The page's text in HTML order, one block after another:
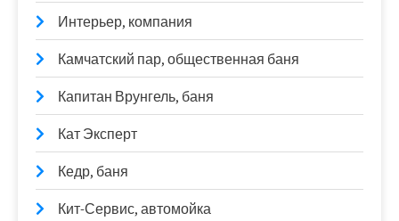
Интерьер, компания
Камчатский пар, общественная баня
Капитан Врунгель, баня
Кат Эксперт
Кедр, баня
Кит-Сервис, автомойка